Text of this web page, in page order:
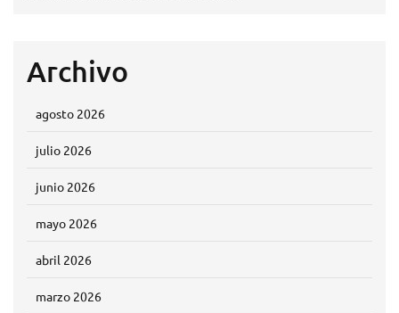
Archivo
agosto 2026
julio 2026
junio 2026
mayo 2026
abril 2026
marzo 2026